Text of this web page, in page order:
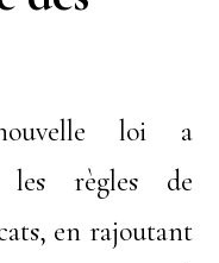
loi a
les règles de
en rajoutant